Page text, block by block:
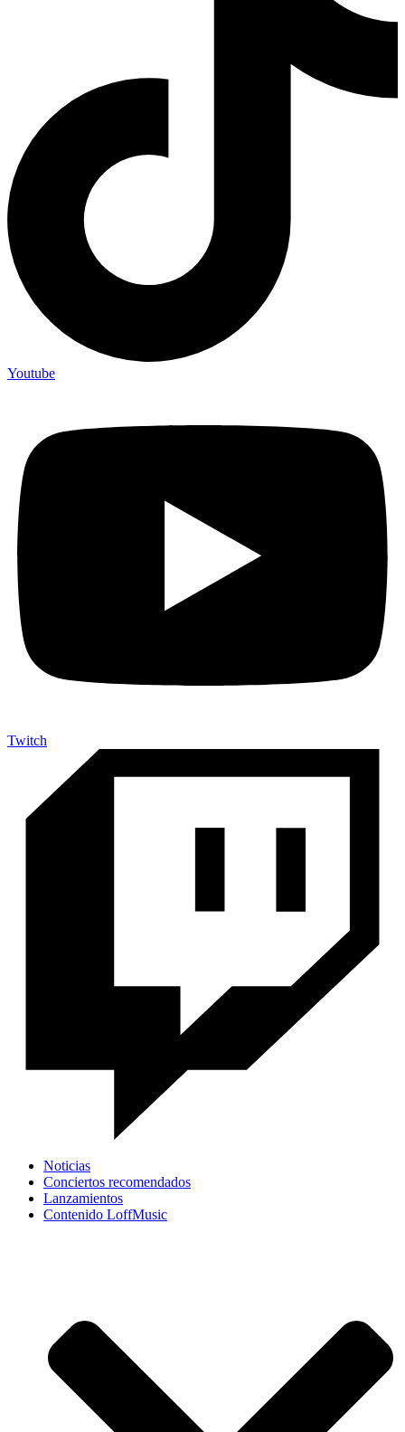
Youtube
Twitch
Noticias
Conciertos recomendados
Lanzamientos
Contenido LoffMusic